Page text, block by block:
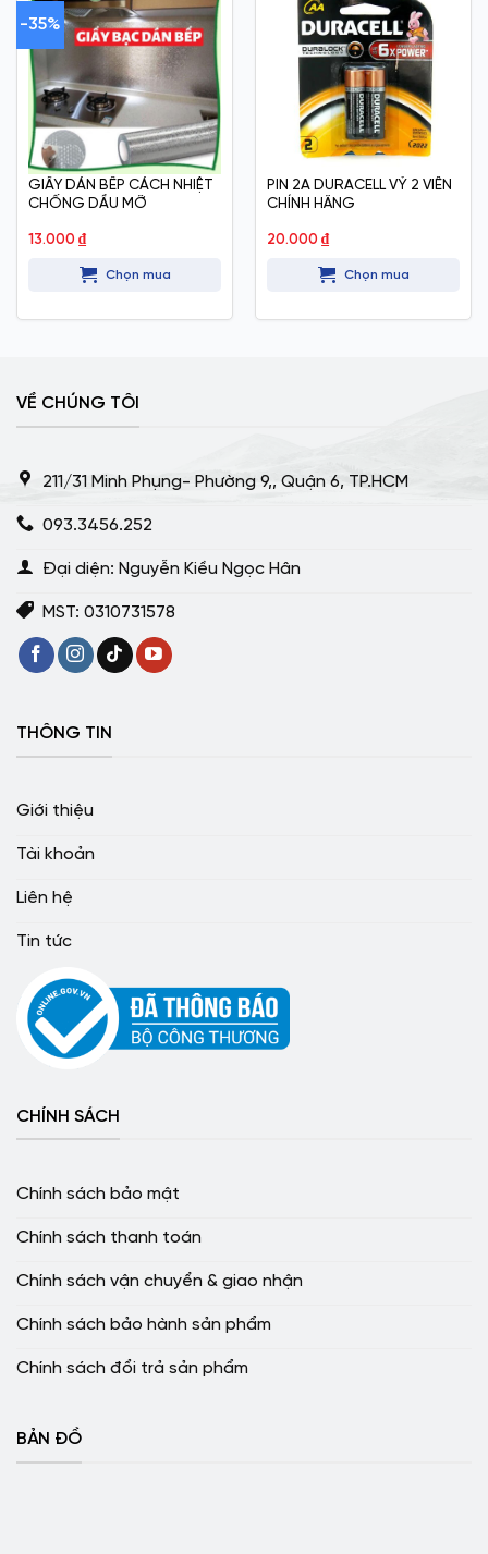
-35%
GIẤY DÁN BẾP CÁCH NHIỆT
CHỐNG DẦU MỠ
13.000 ₫
Chọn mua
PIN 2A DURACELL VỶ 2 VIÊN
CHÍNH HÃNG
20.000 ₫
Chọn mua
VỀ CHÚNG TÔI
211/31 Minh Phụng- Phường 9,, Quận 6, TP.HCM
093.3456.252
Đại diện: Nguyễn Kiều Ngọc Hân
MST: 0310731578
THÔNG TIN
Giới thiệu
Tài khoản
Liên hệ
Tin tức
CHÍNH SÁCH
Chính sách bảo mật
Chính sách thanh toán
Chính sách vận chuyển & giao nhận
Chính sách bảo hành sản phẩm
Chính sách đổi trả sản phẩm
BẢN ĐỒ